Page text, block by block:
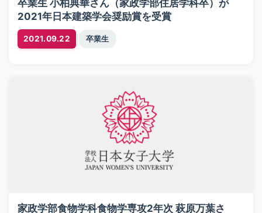
卒業生 小柏典華さん（家政学部住居学科卒）が
2021年日本建築学会奨励賞を受賞
2021.09.22 卒業生
家政学部食物学科食物学専攻2年次 萩原万葉さ